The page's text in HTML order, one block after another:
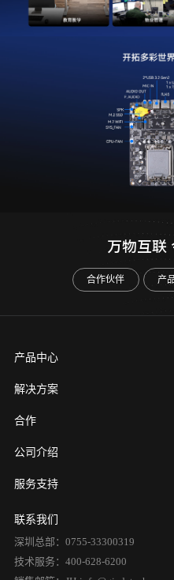
万物互联
合作伙伴 产
产品中心
解决方案
合作
公司介绍
服务支持
联系我们
深圳总部：0755-33300319
技术服务：400-628-6200